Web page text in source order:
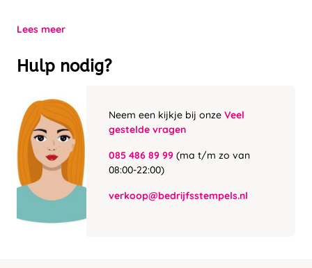
Lees meer
Hulp nodig?
Neem een kijkje bij onze Veel
gestelde vragen
085 486 89 99 (ma t/m zo van
08:00-22:00)
verkoop@bedrijfsstempels.nl